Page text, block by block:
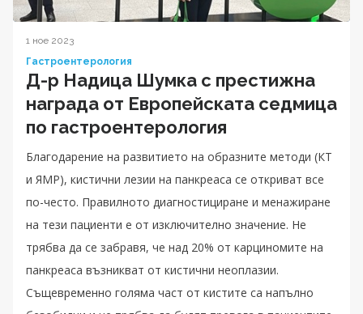
1 ное 2023
Гастроентерология
Д-р Надица Шумка с престижна
награда от Европейската седмица
по гастроентерология
Благодарение на развитието на образните методи (КТ
и ЯМР), кистични лезии на панкреаса се откриват все
по-често. Правилното диагностициране и менажиране
на тези пациенти е от изключително значение. Не
трябва да се забравя, че над 20% от карциномите на
панкреаса възникват от кистични неоплазии.
Същевременно голяма част от кистите са напълно